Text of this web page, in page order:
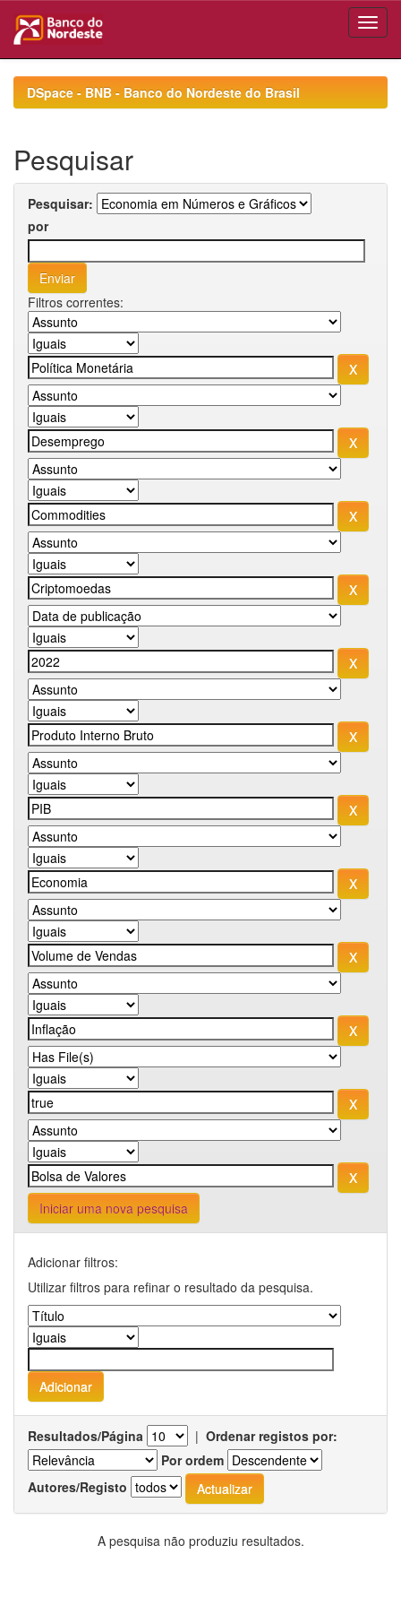
navigationDSpace - BNB - Banco do Nordeste do Brasil
Pesquisar
Pesquisar:
por
Filtros correntes:
Iniciar uma nova pesquisa
Adicionar filtros:
Utilizar filtros para refinar o resultado da pesquisa.
Resultados/Página | Ordenar registos por:
Por ordem
Autores/Registo
A pesquisa não produziu resultados.